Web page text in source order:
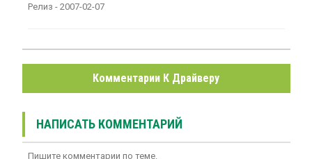
Релиз - 2007-02-07
Комментарии К Драйверу
НАПИСАТЬ КОММЕНТАРИЙ
Пишите комментарии по теме.